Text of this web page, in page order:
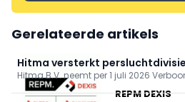
REPM DEXIS
Gerelateerde artikels
Hitma versterkt
Verboon Compressoren
Hitma B.V. neemt per 1 juli 2026
versterkt zo haar activiteiten in
Verboon blijft vanuit Nootdorp onder